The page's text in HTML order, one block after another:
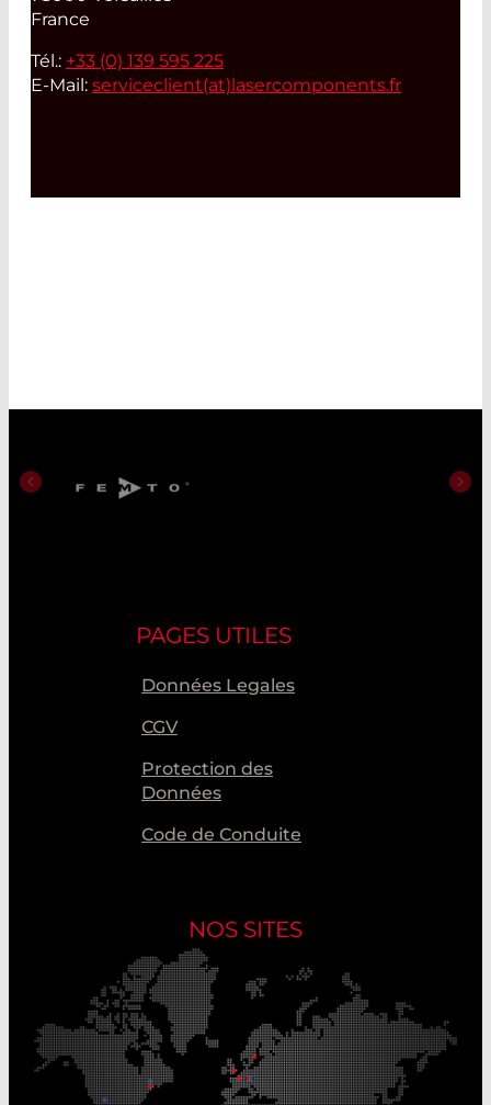
France
Tél.: +33 (0) 139 595 225
E-Mail: serviceclient(at)lasercomponents.fr
PAGES UTILES
Données Legales
CGV
Protection des
Données
Code de Conduite
NOS SITES